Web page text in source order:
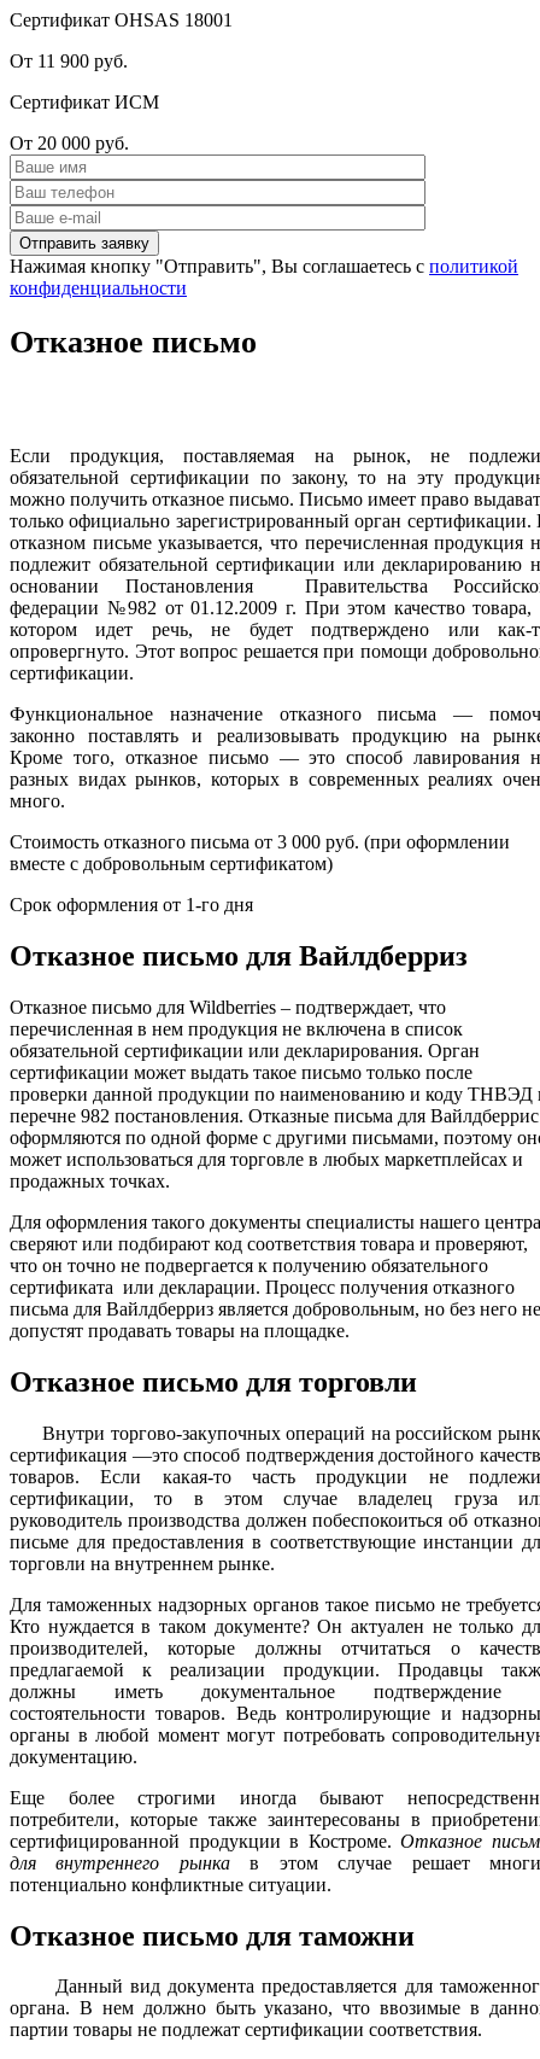
Сертификат OHSAS 18001
От 11 900 руб.
Сертификат ИСМ
От 20 000 руб.
Нажимая кнопку "Отправить", Вы соглашаетесь с политикой
конфиденциальности
Отказное письмо
Если продукция, поставляемая на рынок, не
обязательной сертификации по закону, то на эту
можно получить отказное письмо. Письмо имеет право
только официально зарегистрированный орган сертификации.
отказном письме указывается, что перечисленная продукция
подлежит обязательной сертификации или декларированию
основании Постановления Правительства
федерации №982 от 01.12.2009 г. При этом качество товара,
котором идет речь, не будет подтверждено или как-
опровергнуто. Этот вопрос решается при помощи
сертификации.
Функциональное назначение отказного письма —
законно поставлять и реализовывать продукцию на
Кроме того, отказное письмо — это способ лавирования
разных видах рынков, которых в современных реалиях
много.
Стоимость отказного письма от 3 000 руб. (при оформлении
вместе с добровольным сертификатом)
Срок оформления от 1-го дня
Отказное письмо для Вайлдберриз
Отказное письмо для Wildberries – подтверждает, что
перечисленная в нем продукция не включена в список
обязательной сертификации или декларирования. Орган
сертификации может выдать такое письмо только после
проверки данной продукции по наименованию и коду ТНВЭД
перечне 982 постановления. Отказные письма для Вайлдберрис
оформляются по одной форме с другими письмами, поэтому
может использоваться для торговле в любых маркетплейсах и
продажных точках.
Для оформления такого документы специалисты нашего центра
сверяют или подбирают код соответствия товара и проверяют,
что он точно не подвергается к получению обязательного
сертификата или декларации. Процесс получения отказного
письма для Вайлдберриз является добровольным, но без него не
допустят продавать товары на площадке.
Отказное письмо для торговли
Внутри торгово-закупочных операций на российском
сертификация —это способ подтверждения достойного
товаров. Если какая-то часть продукции не
сертификации, то в этом случае владелец груза
руководитель производства должен побеспокоиться об
письме для предоставления в соответствующие инстанции
торговли на внутреннем рынке.
Для таможенных надзорных органов такое письмо не
Кто нуждается в таком документе? Он актуален не только
производителей, которые должны отчитаться о
предлагаемой к реализации продукции. Продавцы
должны иметь документальное подтверждение
состоятельности товаров. Ведь контролирующие и
органы в любой момент могут потребовать
документацию.
Еще более строгими иногда бывают
потребители, которые также заинтересованы в
сертифицированной продукции в Костроме.Отказное
для внутреннего рынкав этом случае решает
потенциально конфликтные ситуации.
Отказное письмо для таможни
Данный вид документа предоставляется для
органа. В нем должно быть указано, что ввозимые в
партии товары не подлежат сертификации соответствия.